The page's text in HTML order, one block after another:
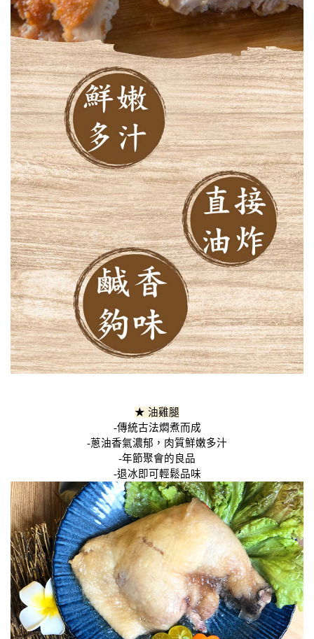
★ 油雞腿
-傳統古法燜煮而成
-蔥油香氣濃郁，肉質鮮嫩多汁
-年節聚會的良品
-退冰即可輕鬆品味